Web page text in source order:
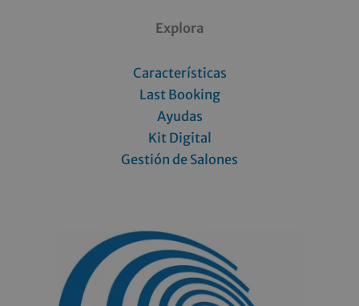
Explora
Características
Last Booking
Ayudas
Kit Digital
Gestión de Salones